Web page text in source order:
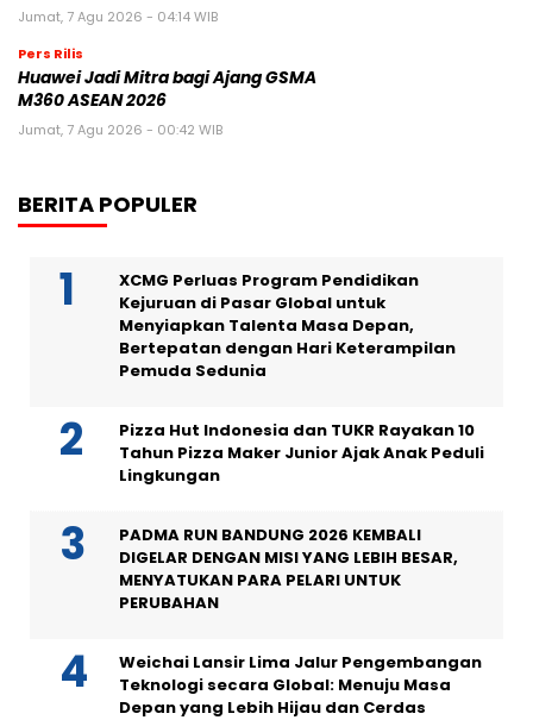
Jumat, 7 Agu 2026 - 04:14 WIB
Pers Rilis
Huawei Jadi Mitra bagi Ajang GSMA
M360 ASEAN 2026
Jumat, 7 Agu 2026 - 00:42 WIB
BERITA POPULER
XCMG Perluas Program Pendidikan
Kejuruan di Pasar Global untuk
Menyiapkan Talenta Masa Depan,
Bertepatan dengan Hari Keterampilan
Pemuda Sedunia
Pizza Hut Indonesia dan TUKR Rayakan 10
Tahun Pizza Maker Junior Ajak Anak Peduli
Lingkungan
PADMA RUN BANDUNG 2026 KEMBALI
DIGELAR DENGAN MISI YANG LEBIH BESAR,
MENYATUKAN PARA PELARI UNTUK
PERUBAHAN
Weichai Lansir Lima Jalur Pengembangan
Teknologi secara Global: Menuju Masa
Depan yang Lebih Hijau dan Cerdas